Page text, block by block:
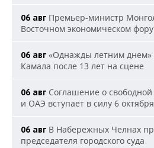
06 авг Премьер-министр
Восточном экономическом
06 авг «Однажды летним днем»
Камала после 13 лет на сцене
06 авг Соглашение о
и ОАЭ вступает в силу 6 октября
06 авг В Набережных Челнах
председателя городского суда